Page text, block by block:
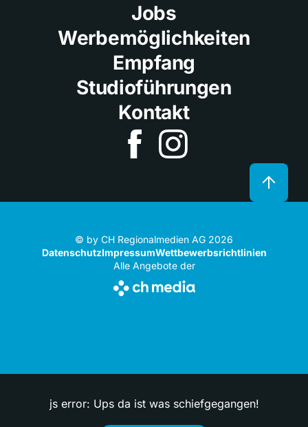
Jobs
Werbemöglichkeiten
Empfang
Studioführungen
Kontakt
© by CH Regionalmedien AG 2026
DatenschutzImpressumWettbewerbsrichtlinien
Alle Angebote der
js error: Ups da ist was schiefgegangen!